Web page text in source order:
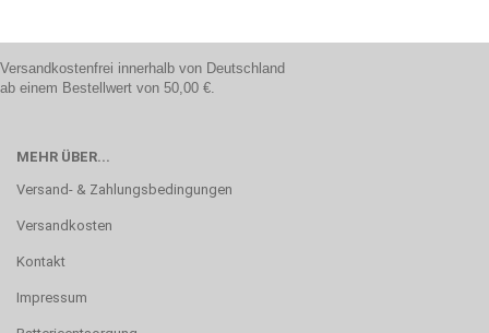
Versandkostenfrei innerhalb von Deutschland
ab einem Bestellwert von 50,00 €.
MEHR ÜBER...
Versand- & Zahlungsbedingungen
Versandkosten
Kontakt
Impressum